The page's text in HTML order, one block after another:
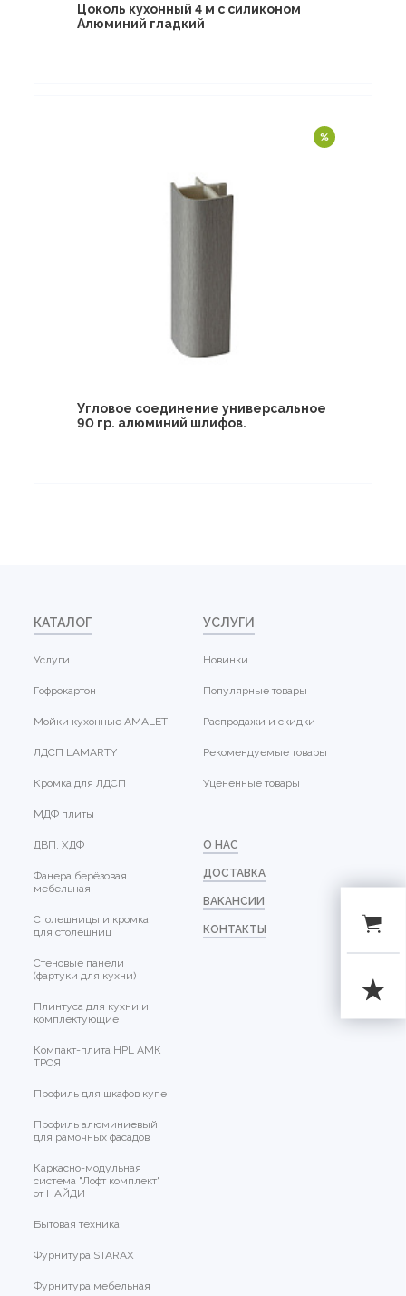
Цоколь кухонный 4 м с силиконом
Алюминий гладкий
Угловое соединение универсальное
90 гр. алюминий шлифов.
КАТАЛОГ
Услуги
Гофрокартон
Мойки кухонные AMALET
ЛДСП LAMARTY
Кромка для ЛДСП
МДФ плиты
ДВП, ХДФ
Фанера берёзовая
мебельная
Столешницы и кромка
для столешниц
Стеновые панели
(фартуки для кухни)
Плинтуса для кухни и
комплектующие
Компакт-плита HPL АМК
ТРОЯ
Профиль для шкафов купе
Профиль алюминиевый
для рамочных фасадов
Каркасно-модульная
система "Лофт комплект"
от НАЙДИ
Бытовая техника
Фурнитура STARAX
Фурнитура мебельная
УСЛУГИ
Новинки
Популярные товары
Распродажи и скидки
Рекомендуемые товары
Уцененные товары
О НАС
ДОСТАВКА
ВАКАНСИИ
КОНТАКТЫ